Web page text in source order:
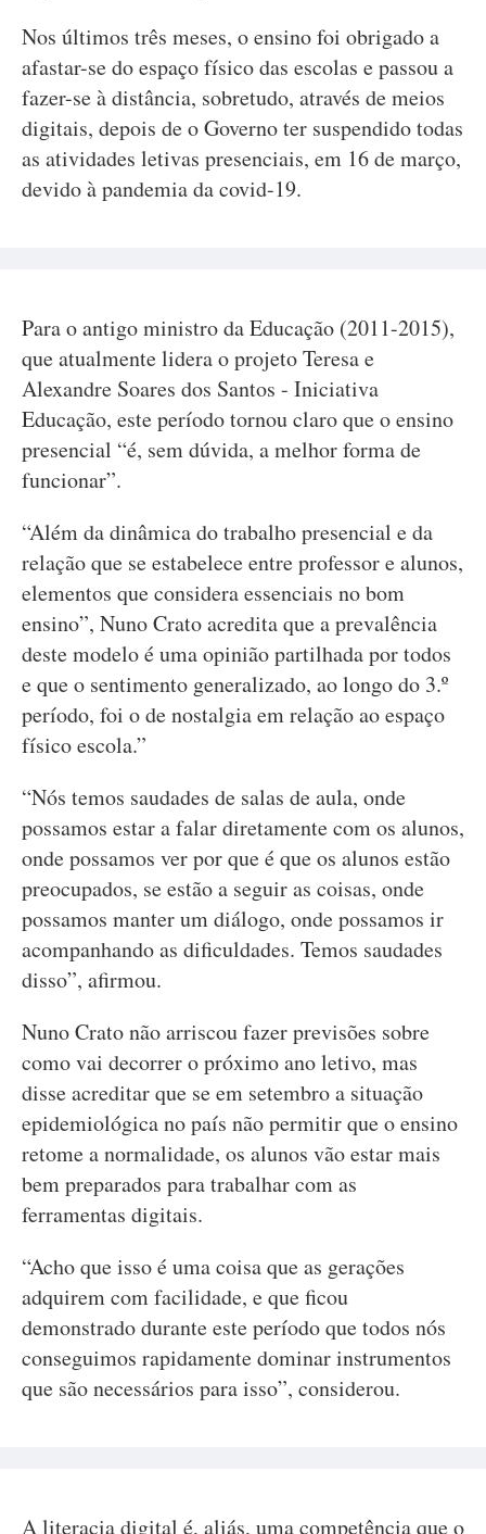
Nos últimos três meses, o ensino foi obrigado a
afastar-se do espaço físico das escolas e passou a
fazer-se à distância, sobretudo, através de meios
digitais, depois de o Governo ter suspendido todas
as atividades letivas presenciais, em 16 de março,
devido à pandemia da covid-19.
Para o antigo ministro da Educação (2011-2015),
que atualmente lidera o projeto Teresa e
Alexandre Soares dos Santos - Iniciativa
Educação, este período tornou claro que o ensino
presencial “é, sem dúvida, a melhor forma de
funcionar”.
“Além da dinâmica do trabalho presencial e da
relação que se estabelece entre professor e alunos,
elementos que considera essenciais no bom
ensino”, Nuno Crato acredita que a prevalência
deste modelo é uma opinião partilhada por todos
e que o sentimento generalizado, ao longo do 3.º
período, foi o de nostalgia em relação ao espaço
físico escola.”
“Nós temos saudades de salas de aula, onde
possamos estar a falar diretamente com os alunos,
onde possamos ver por que é que os alunos estão
preocupados, se estão a seguir as coisas, onde
possamos manter um diálogo, onde possamos ir
acompanhando as dificuldades. Temos saudades
disso”, afirmou.
Nuno Crato não arriscou fazer previsões sobre
como vai decorrer o próximo ano letivo, mas
disse acreditar que se em setembro a situação
epidemiológica no país não permitir que o ensino
retome a normalidade, os alunos vão estar mais
bem preparados para trabalhar com as
ferramentas digitais.
“Acho que isso é uma coisa que as gerações
adquirem com facilidade, e que ficou
demonstrado durante este período que todos nós
conseguimos rapidamente dominar instrumentos
que são necessários para isso”, considerou.
A literacia digital é, aliás, uma competência que o